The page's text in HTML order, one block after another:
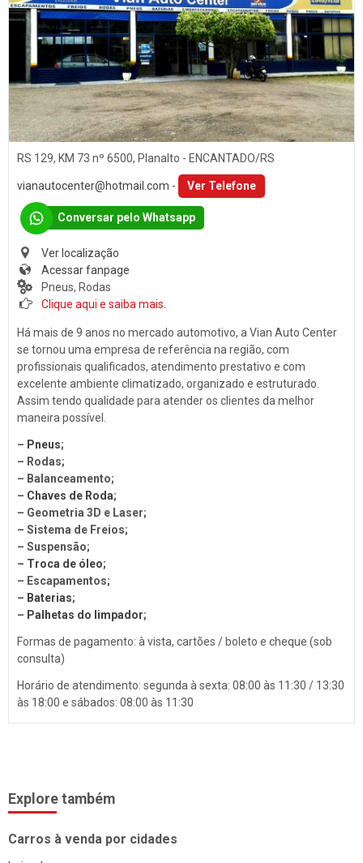
PORTO ALEGRE (1)
SANTA CLARA DO SUL (1)
SANTA CRUZ DO SUL (15)
TEUTÔNIA (14)
VENÂNCIO AIRES (16)
Som
Baterias
Películas
Acessórios
Ar Condicionado
Lavagem Automotiva
Retificadora de Motores
Auto Peças
Amortecedores
Adaptação Veicular
Troca de Óleo
Chaveiro
Reboques
Seguros
Injeção Eletrônica
Produtos Automotivos
Placas
Estética e Higienização
Auto Vidros
Volantes
Capotas
Vistorias
RS 129, KM 73 nº 6500, Planalto - ENCANTADO/RS
vianautocenter@hotmail.com - Ver Telefone
Conversar pelo Whatsapp
Ver localização
Acessar fanpage
Pneus, Rodas
Clique aqui e saiba mais.
Há mais de 9 anos no mercado automotivo, a Vian Auto Center
se tornou uma empresa de referência na região, com
profissionais qualificados, atendimento prestativo e com
excelente ambiente climatizado, organizado e estruturado.
Assim tendo qualidade para atender os clientes da melhor
maneira possível.
– Pneus;
– Rodas;
– Balanceamento;
– Chaves de Roda;
– Geometria 3D e Laser;
– Sistema de Freios;
– Suspensão;
– Troca de óleo;
– Escapamentos;
– Baterias;
– Palhetas do limpador;
Formas de pagamento: à vista, cartões / boleto e cheque (sob
consulta)
Horário de atendimento: segunda à sexta: 08:00 às 11:30 / 13:30
às 18:00 e sábados: 08:00 às 11:30
Explore também
Carros à venda por cidades